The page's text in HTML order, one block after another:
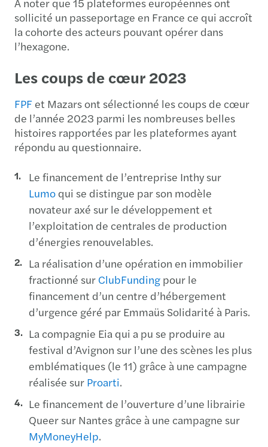
sollicité un passeportage en France ce qui accroît
la cohorte des acteurs pouvant opérer dans
l’hexagone.
Les coups de cœur 2023
FPF et Mazars ont sélectionné les coups de cœur
de l’année 2023 parmi les nombreuses belles
histoires rapportées par les plateformes ayant
répondu au questionnaire.
Le financement de l’entreprise Inthy sur
Lumo qui se distingue par son modèle
novateur axé sur le développement et
l’exploitation de centrales de production
d’énergies renouvelables.
La réalisation d’une opération en immobilier
fractionné sur ClubFunding pour le
financement d’un centre d’hébergement
d’urgence géré par Emmaüs Solidarité à Paris.
La compagnie Eia qui a pu se produire au
festival d’Avignon sur l’une des scènes les plus
emblématiques (le 11) grâce à une campagne
réalisée sur Proarti.
Le financement de l’ouverture d’une librairie
Queer sur Nantes grâce à une campagne sur
MyMoneyHelp.